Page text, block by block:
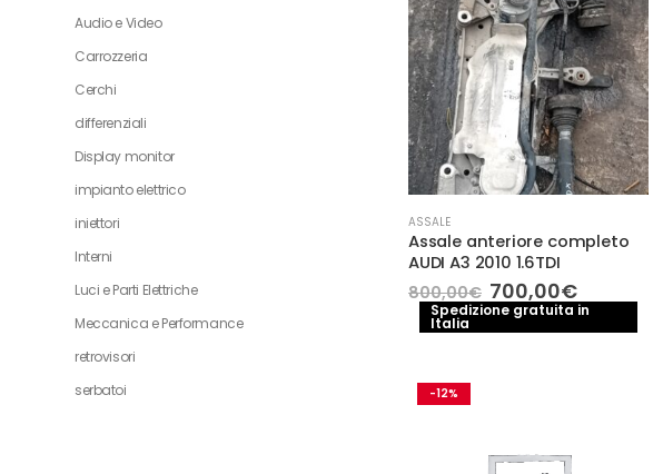
ASSALE
Assale anteriore completo
AUDI A3 2010 1.6TDI
800,00€ Il
prezzo
originale
700,00€Il
prezzo
attuale
Spedizione gratuita in
Italia
-12%
Audio e Video
Carrozzeria
Cerchi
differenziali
Display monitor
impianto elettrico
iniettori
Interni
Luci e Parti Elettriche
Meccanica e Performance
retrovisori
serbatoi